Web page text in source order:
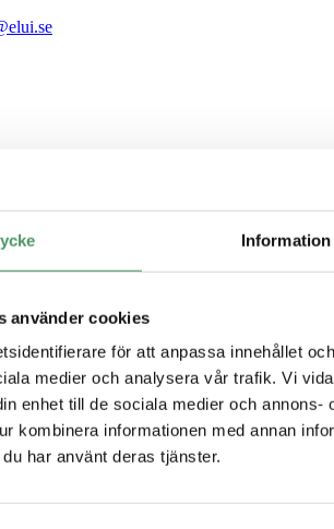
Information
använder cookies
för att anpassa innehållet
medier och analysera vår trafik. Vi
enhet till de sociala medier och
kombinera informationen med annan
har använt deras tjänster.
guide